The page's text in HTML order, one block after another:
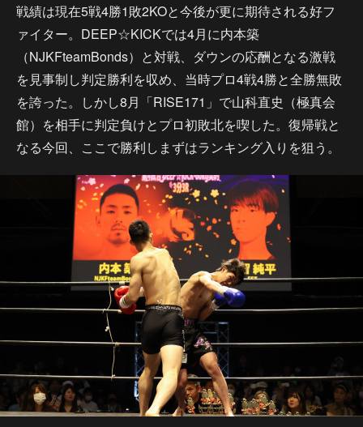
戦績は現在5戦4勝1敗2KOと今後が更に期待される好フ
ァイター。DEEP☆KICKでは4月に内本築
（NJKFteamBonds）と対戦、ダウンの応酬となる激戦
を見事制し判定勝利を収め、当時プロ4戦4勝と全勝無敗
を誇った。しかし8月「RISE171」で山科直史（極真会
館）を相手に判定負けとプロ初敗北を喫した。復帰戦と
なる今回、ここで勝利しまずはランキング入りを狙う。